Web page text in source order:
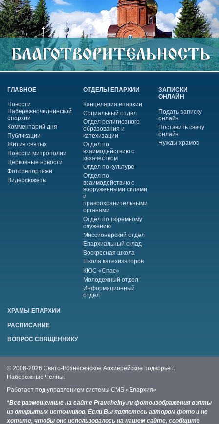
ГЛАВНОЕ
Новости
Набережночелнинской
епархии
Комментарий дня
Публикации
Жития святых
Новости митрополии
Церковные новости
Фоторепортажи
Видеосюжеты
ОТДЕЛЫ ЕПАРХИИ
Канцелярия епархии
Социальный отдел
Отдел религиозного
образования и
катехизации
Отдел по
взаимодействию с
казачеством
Отдел по культуре
Отдел по
взаимодействию с
вооруженными силами
и
правоохранительными
органами
Отдел по тюремному
служению
Миссионерский отдел
Епархиальный склад
Воскресная школа
Школа катехизаторов
КЮС «Спас»
Молодежный отдел
Информационный
отдел
ЗАПИСКИ
ОНЛАЙН
Подать записку
онлайн
Поставить свечу
онлайн
Нужды храмов
ХРАМЫ ЕПАРХИИ
РАСПИСАНИЕ
ВОПРОС СВЯЩЕННИКУ
© 2008-2026 Свято-Вознесенское Архиерейское подворье г.
Набережные Челны.
Работает под управлением системы CMS «Епархия»
*Все размещенные на сайте Pravchelny.ru фотоизображения взяты
из открытых источников. Если Вы являетесь автором фото и не
хотите, чтобы оно использовалось на нашем сайте, сообщите